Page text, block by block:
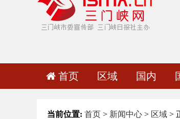
首页 区域 国内
当前位置: 首页 > 新闻中心 > 区域 >